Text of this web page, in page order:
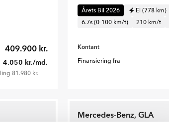
409.900 kr.
4.050 kr./md.
81.980 kr.
Årets Bil 2026 El (778 km)
6.7s (0-100 km/t)
210 km/t
Kontant
Finansiering fra
Mercedes-Benz, GLA